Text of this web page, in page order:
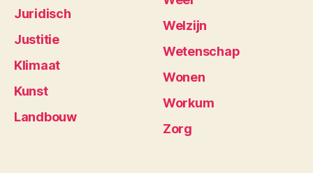
Juridisch
Justitie
Klimaat
Kunst
Landbouw
Welzijn
Wetenschap
Wonen
Workum
Zorg